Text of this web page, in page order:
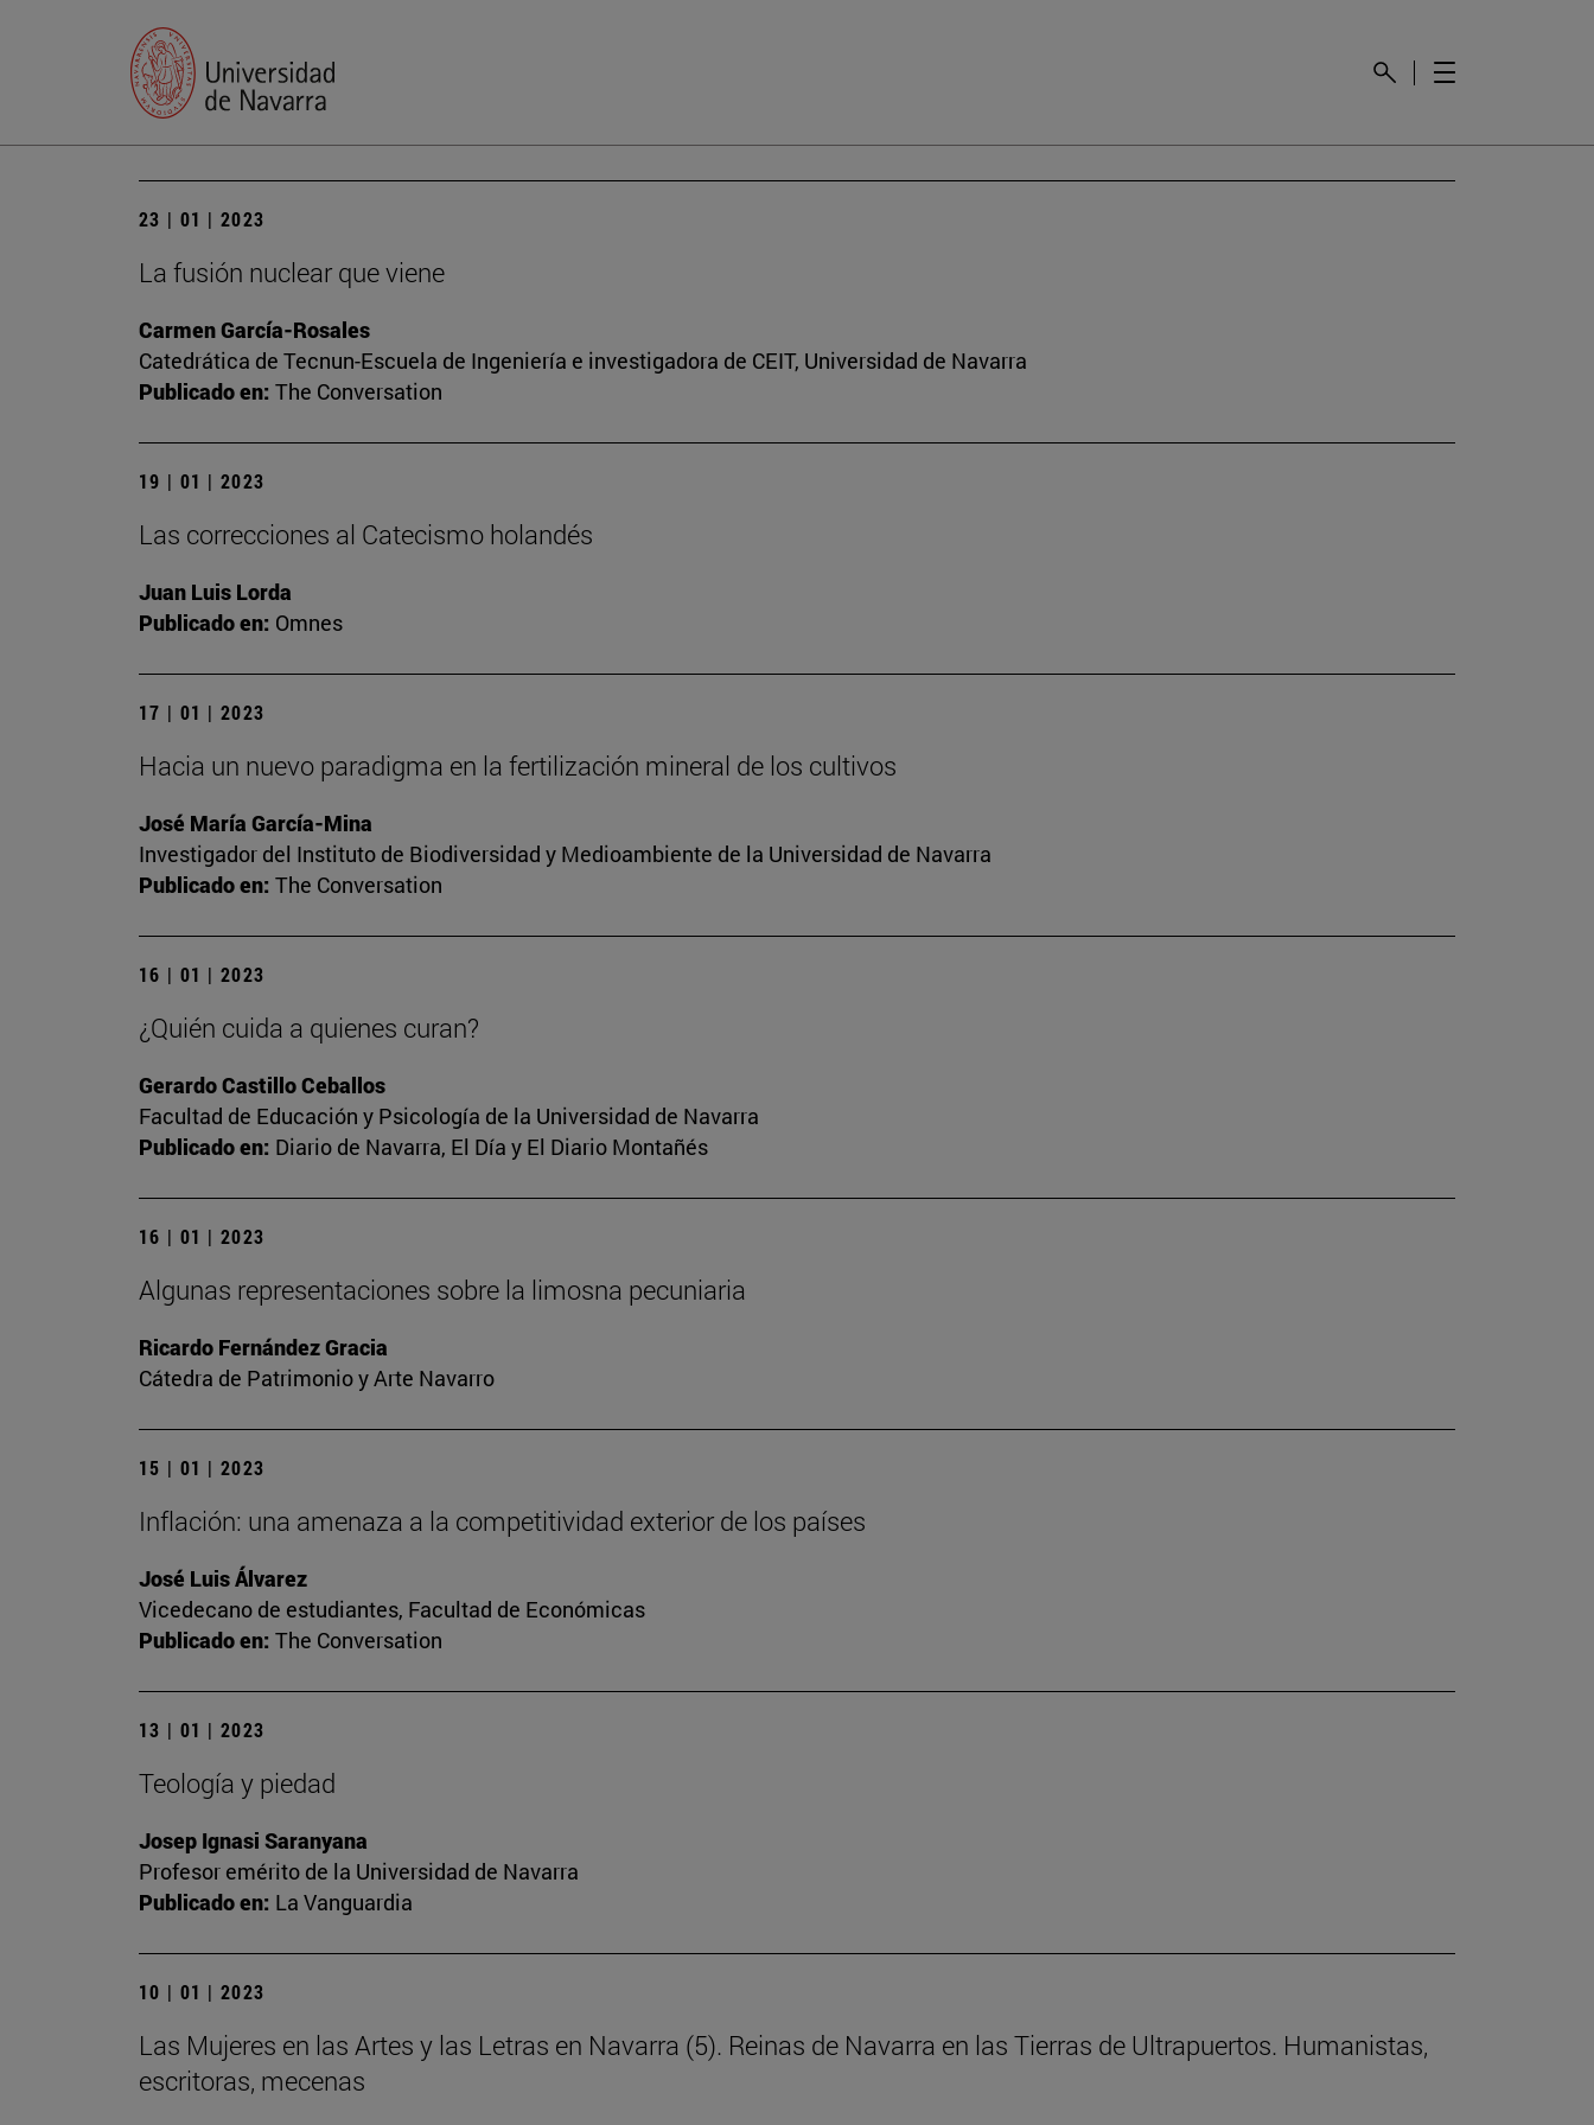
23 | 01 | 2023
La fusión nuclear que viene
Carmen García-Rosales
Catedrática de Tecnun-Escuela de Ingeniería e investigadora de CEIT, Universidad de Navarra
Publicado en: The Conversation
19 | 01 | 2023
Las correcciones al Catecismo holandés
Juan Luis Lorda
Publicado en: Omnes
17 | 01 | 2023
Hacia un nuevo paradigma en la fertilización mineral de los cultivos
José María García-Mina
Investigador del Instituto de Biodiversidad y Medioambiente de la Universidad de Navarra
Publicado en: The Conversation
16 | 01 | 2023
¿Quién cuida a quienes curan?
Gerardo Castillo Ceballos
Facultad de Educación y Psicología de la Universidad de Navarra
Publicado en: Diario de Navarra, El Día y El Diario Montañés
16 | 01 | 2023
Algunas representaciones sobre la limosna pecuniaria
Ricardo Fernández Gracia
Cátedra de Patrimonio y Arte Navarro
15 | 01 | 2023
Inflación: una amenaza a la competitividad exterior de los países
José Luis Álvarez
Vicedecano de estudiantes, Facultad de Económicas
Publicado en: The Conversation
13 | 01 | 2023
Teología y piedad
Josep Ignasi Saranyana
Profesor emérito de la Universidad de Navarra
Publicado en: La Vanguardia
10 | 01 | 2023
Las Mujeres en las Artes y las Letras en Navarra (5). Reinas de Navarra en las Tierras de Ultrapuertos. Humanistas,
escritoras, mecenas